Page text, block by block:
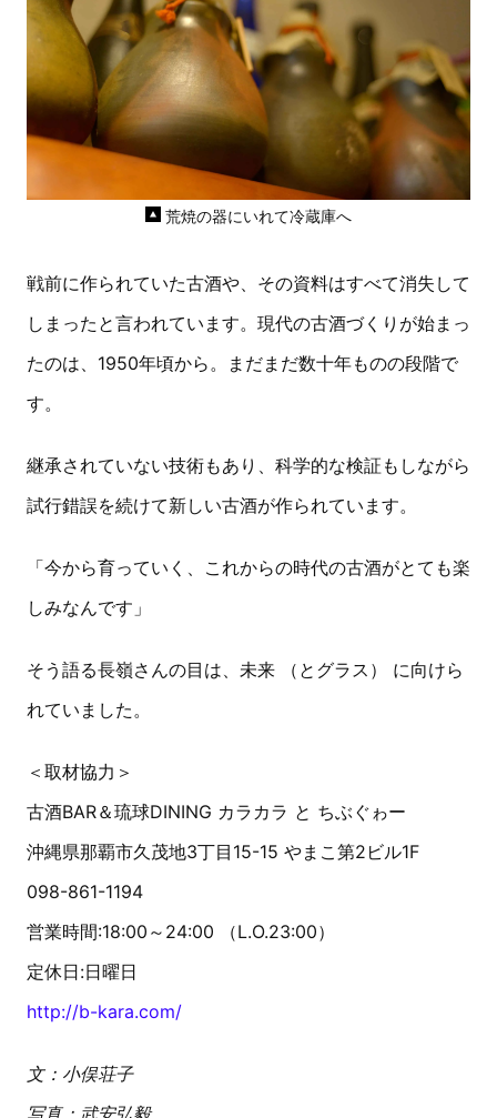
荒焼の器にいれて冷蔵庫へ
戦前に作られていた古酒や、その資料はすべて消失して
しまったと言われています。現代の古酒づくりが始まっ
たのは、1950年頃から。まだまだ数十年ものの段階で
す。
継承されていない技術もあり、科学的な検証もしながら
試行錯誤を続けて新しい古酒が作られています。
「今から育っていく、これからの時代の古酒がとても楽
しみなんです」
そう語る長嶺さんの目は、未来 （とグラス） に向けら
れていました。
＜取材協力＞
古酒BAR＆琉球DINING カラカラ と ちぶぐゎー
沖縄県那覇市久茂地3丁目15-15 やまこ第2ビル1F
098-861-1194
営業時間:18:00～24:00 （L.O.23:00）
定休日:日曜日
http://b-kara.com/
文：小俣荘子
写真：武安弘毅